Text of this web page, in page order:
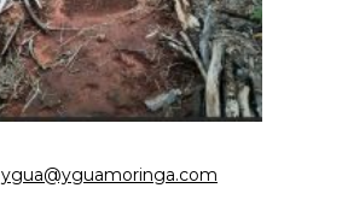
ygua@yguamoringa.com